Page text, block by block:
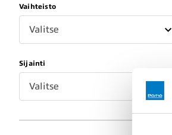
Vaihteisto
Valitse
Sijainti
Valitse